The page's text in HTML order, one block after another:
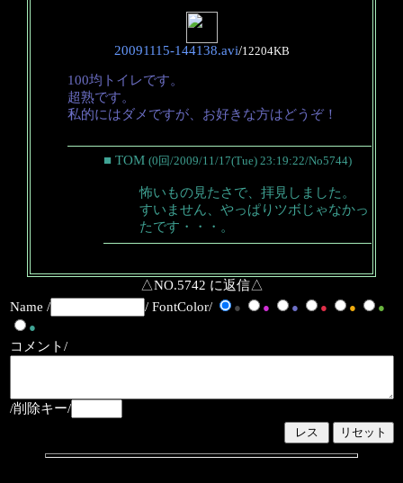
20091115-144138.avi/12204KB
100均トイレです。
超熟です。
私的にはダメですが、お好きな方はどうぞ！
■ TOM (0回/2009/11/17(Tue) 23:19:22/No5744)
怖いもの見たさで、拝見しました。
すいません、やっぱりツボじゃなかっ
たです・・・。
△NO.5742 に返信△
Name /
/ FontColor/ ● ● ● ● ●
●
●
コメント/
/削除キー/